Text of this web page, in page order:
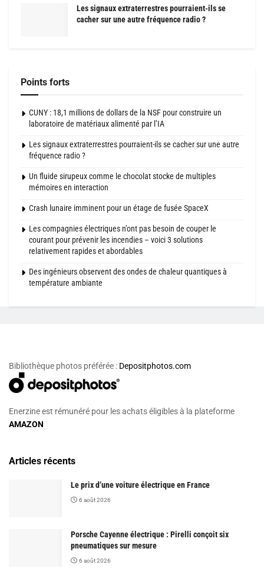
Les signaux extraterrestres pourraient-ils se
cacher sur une autre fréquence radio ?
Points forts
CUNY : 18,1 millions de dollars de la NSF pour construire un
laboratoire de matériaux alimenté par l’IA
Les signaux extraterrestres pourraient-ils se cacher sur une autre
fréquence radio ?
Un fluide sirupeux comme le chocolat stocke de multiples
mémoires en interaction
Crash lunaire imminent pour un étage de fusée SpaceX
Les compagnies électriques n’ont pas besoin de couper le
courant pour prévenir les incendies – voici 3 solutions
relativement rapides et abordables
Des ingénieurs observent des ondes de chaleur quantiques à
température ambiante
Bibliothèque photos préférée : Depositphotos.com
Enerzine est rémunéré pour les achats éligibles à la plateforme
AMAZON
Articles récents
Le prix d’une voiture électrique en France
6 août 2026
Porsche Cayenne électrique : Pirelli conçoit six
pneumatiques sur mesure
6 août 2026